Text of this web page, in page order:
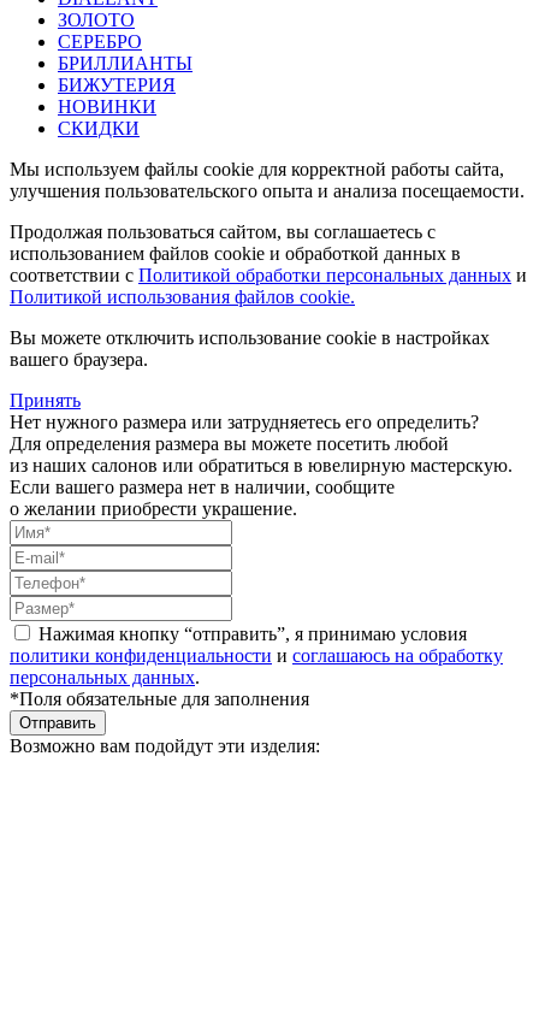
ЗОЛОТО
СЕРЕБРО
БРИЛЛИАНТЫ
БИЖУТЕРИЯ
НОВИНКИ
СКИДКИ
Мы используем файлы cookie для корректной работы сайта,
улучшения пользовательского опыта и анализа посещаемости.
Продолжая пользоваться сайтом, вы соглашаетесь с
использованием файлов cookie и обработкой данных в
соответствии с Политикой обработки персональных данных и
Политикой использования файлов cookie.
Вы можете отключить использование cookie в настройках
вашего браузера.
Принять
Нет нужного размера или затрудняетесь его определить?
Для определения размера вы можете посетить любой
из наших салонов или обратиться в ювелирную мастерскую.
Если вашего размера нет в наличии, сообщите
о желании приобрести украшение.
Нажимая кнопку “отправить”, я принимаю условия
политики конфиденциальности и соглашаюсь на обработку
персональных данных.
*Поля обязательные для заполнения
Отправить
Возможно вам подойдут эти изделия: